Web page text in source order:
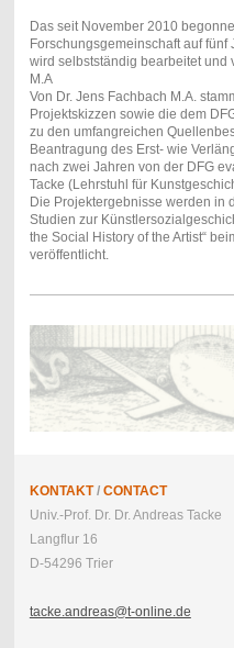
Das seit November 2010
Forschungsgemeinschaft auf
wird selbstständig bearbeitet und
M.A
Von Dr. Jens Fachbach M.A.
Projektskizzen sowie die dem
zu den umfangreichen
Beantragung des Erst- wie
nach zwei Jahren von der DFG
Tacke (Lehrstuhl für
Die Projektergebnisse werden in
Studien zur
the Social History of the Artist“
veröffentlicht.
KONTAKT/ CONTACT
Univ.-Prof. Dr. Dr. Andreas Tacke
Langflur 16
D-54296 Trier
tacke.andreas@t-online.de